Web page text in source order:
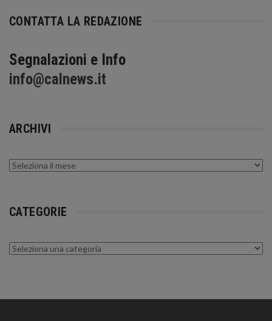
CONTATTA LA REDAZIONE
Segnalazioni e Info
info@calnews.it
ARCHIVI
Archivi
CATEGORIE
Categorie